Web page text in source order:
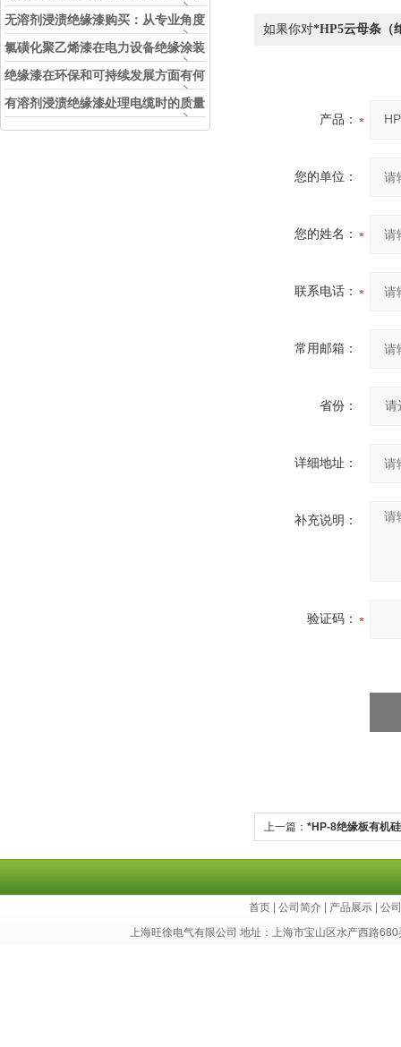
的角色
无溶剂浸渍绝缘漆购买：从专业角度
看如何选择
氯磺化聚乙烯漆在电力设备绝缘涂装
中的实际应用效果
绝缘漆在环保和可持续发展方面有何
考虑？
有溶剂浸渍绝缘漆处理电缆时的质量
和安全性考虑因素
如果你对*HP5云母条（
产品：
您的单位：
您的姓名：
联系电话：
常用邮箱：
省份：
详细地址：
补充说明：
验证码：
上一篇： *HP-8绝缘板有机
首页 |公司简介 产品展示 |公
上海旺徐电气有限公司 地址：上海市宝山区水产西路